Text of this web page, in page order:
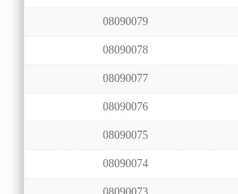
08090079
08090078
08090077
08090076
08090075
08090074